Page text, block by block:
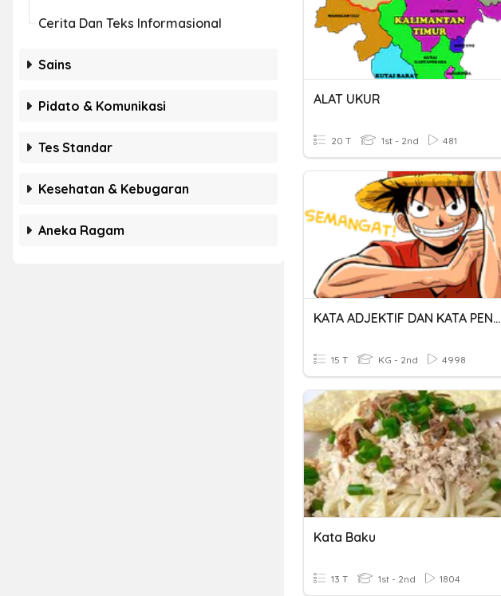
Cerita Dan Teks Informasional
Sains
Pidato & Komunikasi
Tes Standar
Kesehatan & Kebugaran
Aneka Ragam
ALAT UKUR
20 T 1st - 2nd 481
KATA ADJEKTIF DAN KATA PENGUAT
15 T KG - 2nd 4998
Kata Baku
13 T 1st - 2nd 1804